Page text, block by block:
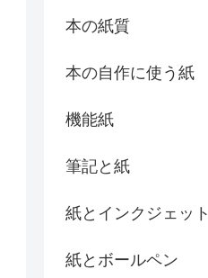
本の紙質
本の自作に使う紙
機能紙
筆記と紙
紙とインクジェット
紙とボールペン